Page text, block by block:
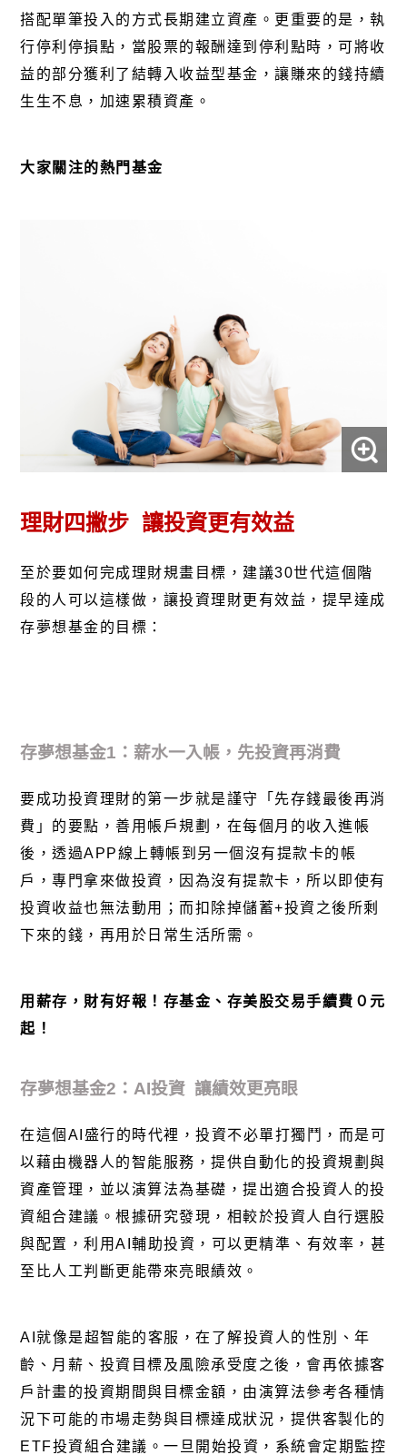
搭配單筆投入的方式長期建立資產。更重要的是，執
行停利停損點，當股票的報酬達到停利點時，可將收
益的部分獲利了結轉入收益型基金，讓賺來的錢持續
生生不息，加速累積資產。
大家關注的熱門基金
理財四撇步 讓投資更有效益
至於要如何完成理財規畫目標，建議30世代這個階
段的人可以這樣做，讓投資理財更有效益，提早達成
存夢想基金的目標：
存夢想基金1 ：薪水一入帳，先投資再消費
要成功投資理財的第一步就是謹守「先存錢最後再消
費」的要點，善用帳戶規劃，在每個月的收入進帳
後，透過APP線上轉帳到另一個沒有提款卡的帳
戶，專門拿來做投資，因為沒有提款卡，所以即使有
投資收益也無法動用；而扣除掉儲蓄+投資之後所剩
下來的錢，再用於日常生活所需。
用薪存，財有好報！存基金、存美股交易手續費０元
起！
存夢想基金2 ：AI投資 讓績效更亮眼
在這個 AI 盛行的時代裡，投資不必單打獨鬥，而是可
以藉由機器人的智能服務，提供自動化的投資規劃與
資產管理，並以演算法為基礎，提出適合投資人的投
資組合建議。根據研究發現，相較於投資人自行選股
與配置，利用AI輔助投資，可以更精準、有效率，甚
至比人工判斷更能帶來亮眼績效。
AI就像是超智能的客服，在了解投資人的性別、年
齡、月薪、投資目標及風險承受度之後，會再依據客
戶計畫的投資期間與目標金額，由演算法參考各種情
況下可能的市場走勢與目標達成狀況，提供客製化的
ETF投資組合建議。一旦開始投資，系統會定期監控